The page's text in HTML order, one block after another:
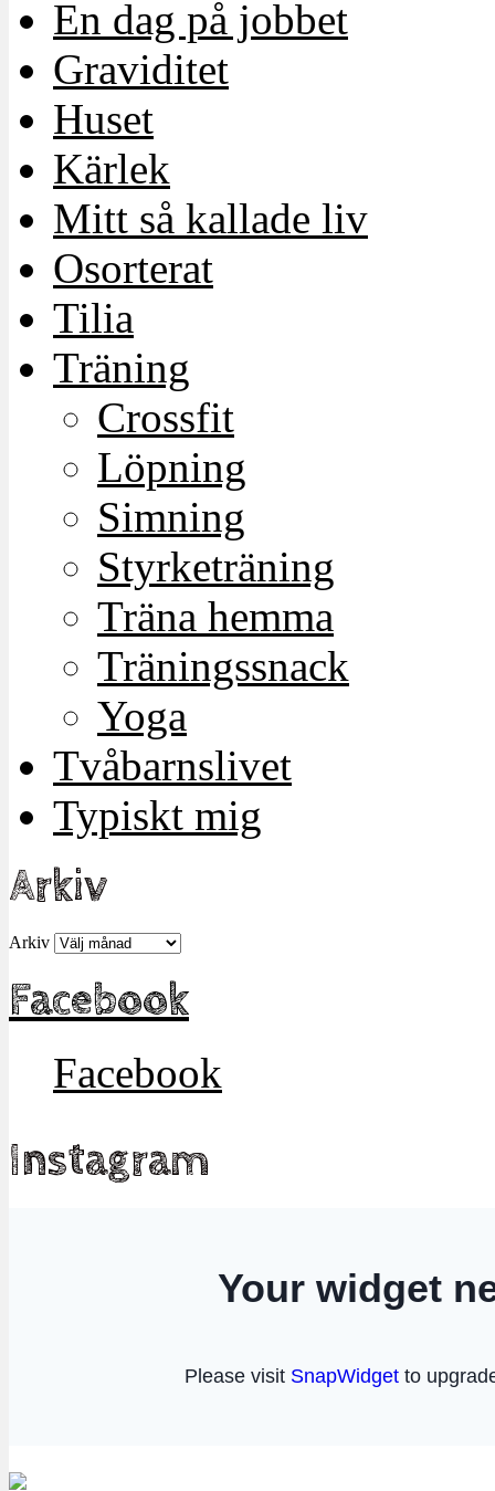
En dag på jobbet
Graviditet
Huset
Kärlek
Mitt så kallade liv
Osorterat
Tilia
Träning
Crossfit
Löpning
Simning
Styrketräning
Träna hemma
Träningssnack
Yoga
Tvåbarnslivet
Typiskt mig
Arkiv
Arkiv
Facebook
Facebook
Instagram